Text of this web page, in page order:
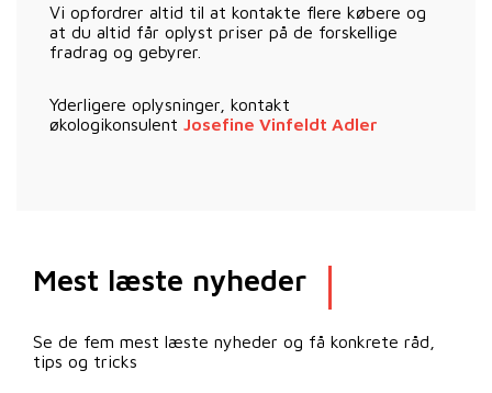
Vi opfordrer altid til at kontakte flere købere og
at du altid får oplyst priser på de forskellige
fradrag og gebyrer.
Yderligere oplysninger, kontakt
økologikonsulent Josefine Vinfeldt Adler
Mest læste nyheder
Se de fem mest læste nyheder og få konkrete råd,
tips og tricks